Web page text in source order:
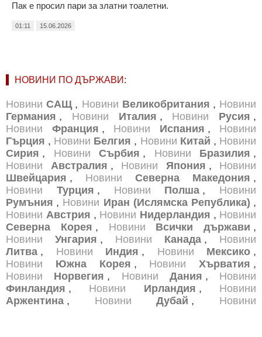
Пак е просил пари за златни тоалетни.
01:11 15.06.2026
НОВИНИ ПО ДЪРЖАВИ:
Новини САЩ , Новини Великобритания , Новини
Германия , Новини Италия , Новини Русия ,
Новини
Франция , Новини Испания , Новини
Гърция , Новини Белгия , Новини Китай , Новини
Сирия , Новини Сърбия , Новини Бразилия ,
Новини
Австралия , Новини Япония , Новини
Швейцария , Новини Северна Македония ,
Новини
Турция , Новини Полша , Новини
Румъния , Новини Иран (Ислямска Република) ,
Новини Австрия , Новини Нидерландия , Новини
Северна Корея , Новини Всички държави ,
Новини
Унгария , Новини Канада , Новини
Литва , Новини Индия , Новини Мексико ,
Новини
Южна Корея , Новини Хърватия ,
Новини
Норвегия , Новини Дания , Новини
Финландия , Новини Ирландия , Новини
Аржентина , Новини Дубай , Новини